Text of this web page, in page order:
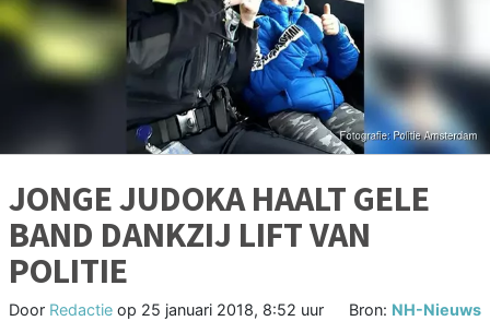
JONGE JUDOKA HAALT GELE
BAND DANKZIJ LIFT VAN
POLITIE
Door Redactie op 25 januari 2018, 8:52 uur Bron: NH-Nieuws